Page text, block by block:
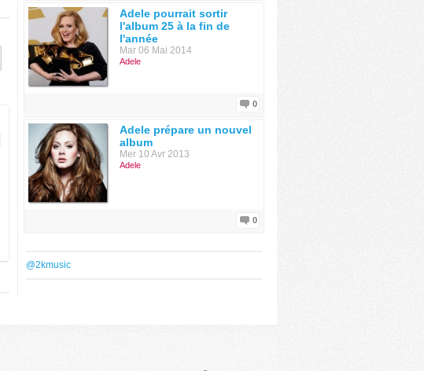
Adele pourrait sortir
l'album 25 à la fin de
l'année
Mar 06 Mai 2014
Adele
0
Adele prépare un nouvel
album
Mer 10 Avr 2013
Adele
0
@2kmusic